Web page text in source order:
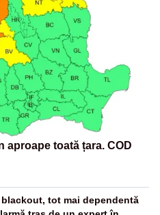
aproape toată țara. COD
tot mai dependentă